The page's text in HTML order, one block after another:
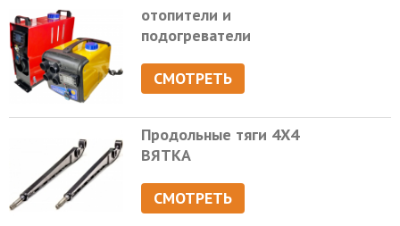
отопители и
подогреватели
СМОТРЕТЬ
Продольные тяги 4Х4
ВЯТКА
СМОТРЕТЬ